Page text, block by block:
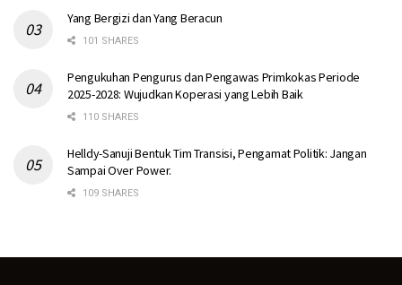
Yang Bergizi dan Yang Beracun
101 SHARES
Pengukuhan Pengurus dan Pengawas Primkokas Periode
2025-2028: Wujudkan Koperasi yang Lebih Baik
110 SHARES
Helldy-Sanuji Bentuk Tim Transisi, Pengamat Politik: Jangan
Sampai Over Power.
109 SHARES